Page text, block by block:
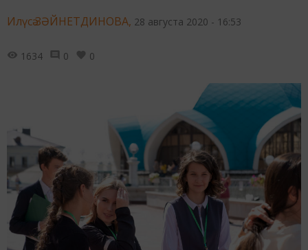
Илүсә ЗӘЙНЕТДИНОВА, 28 августа 2020 - 16:53
1634 0 0